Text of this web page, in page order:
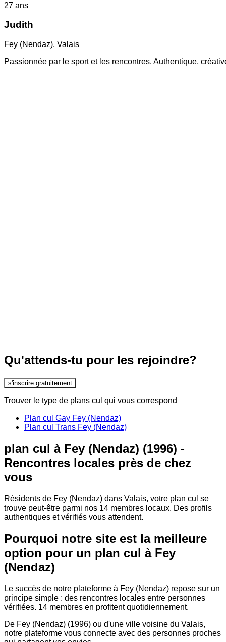
27 ans
Judith
Fey (Nendaz), Valais
Passionnée par le sport et les rencontres. Authentique,
Qu'attends-tu pour les rejoindre?
s'inscrire gratuitement
Trouver le type de plans cul qui vous correspond
Plan cul Gay Fey (Nendaz)
Plan cul Trans Fey (Nendaz)
plan cul à Fey (Nendaz) (1996) -
Rencontres locales près de chez
vous
Résidents de Fey (Nendaz) dans Valais, votre plan cul se
trouve peut-être parmi nos 14 membres locaux. Des profils
authentiques et vérifiés vous attendent.
Pourquoi notre site est la meilleure
option pour un plan cul à Fey
(Nendaz)
Le succès de notre plateforme à Fey (Nendaz) repose sur un
principe simple : des rencontres locales entre personnes
vérifiées. 14 membres en profitent quotidiennement.
De Fey (Nendaz) (1996) ou d'une ville voisine du Valais,
notre plateforme vous connecte avec des personnes proches